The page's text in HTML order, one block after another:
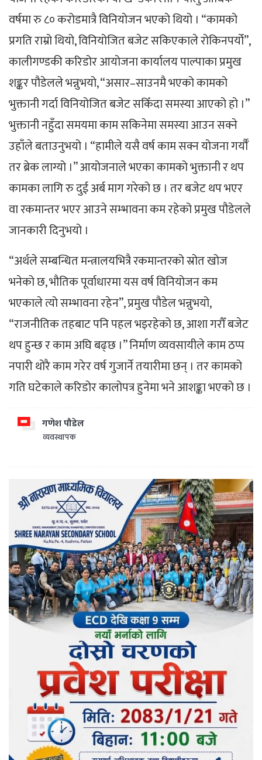
वर्षमा रु ८० करोडमात्रै विनियोजन भएको थियो । “कामको
प्रगति राम्रो थियो, विनियोजित बजेट सकिएकाले रोकिनपर्यो”,
कालीगण्डकी करिडोर आयोजना कार्यालय पाल्पाका प्रमुख
शङ्कर पौडेलले भन्नुभयो, “असार–साउनमै भएको कामको
भुक्तानी गर्दा विनियोजित बजेट सकिँदा समस्या आएको हो ।”
भुक्तानी नहुँदा समयमा काम सकिनेमा समस्या आउन सक्ने
उहाँले बताउनुभयो । “हामीले यसै वर्ष काम सक्न योजना गर्यौँ
तर ब्रेक लाग्यो ।” आयोजनाले भएका कामको भुक्तानी र थप
कामका लागि रु दुई अर्ब माग गरेको छ । तर बजेट थप भएर
वा रकमान्तर भएर आउने सम्भावना कम रहेको प्रमुख पौडेलले
जानकारी दिनुभयो ।
“अर्थले सम्बन्धित मन्त्रालयभित्रै रकमान्तरको स्रोत खोज
भनेको छ, भौतिक पूर्वाधारमा यस वर्ष विनियोजन कम
भएकाले त्यो सम्भावना रहेन”, प्रमुख पौडेल भन्नुभयो,
“राजनीतिक तहबाट पनि पहल भइरहेको छ, आशा गरौँ बजेट
थप हुन्छ र काम अघि बढ्छ ।” निर्माण व्यवसायीले काम ठप्प
नपारी थोरै काम गरेर वर्ष गुजार्ने तयारीमा छन् । तर कामको
गति घटेकाले करिडोर कालोपत्र हुनेमा भने आशङ्का भएको छ ।
गणेश पौडेल
व्यवस्थापक